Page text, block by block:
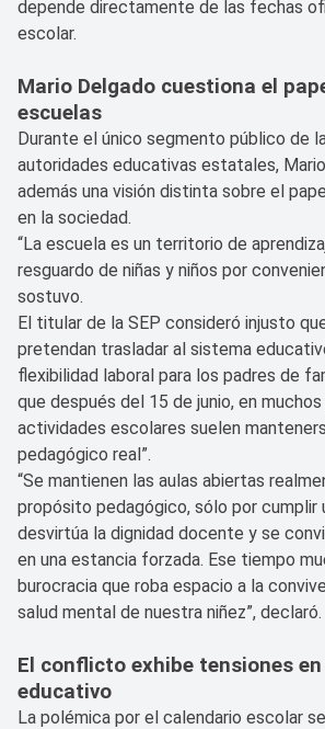
depende directamente de las fechas
escolar.
Mario Delgado cuestiona el
escuelas
Durante el único segmento público de
autoridades educativas estatales,
además una visión distinta sobre el
en la sociedad.
“La escuela es un territorio de
resguardo de niñas y niños por
sostuvo.
El titular de la SEP consideró injusto
pretendan trasladar al sistema
flexibilidad laboral para los padres de
que después del 15 de junio, en
actividades escolares suelen
pedagógico real”.
“Se mantienen las aulas abiertas
propósito pedagógico, sólo por cumplir
desvirtúa la dignidad docente y se
en una estancia forzada. Ese tiempo
burocracia que roba espacio a la
salud mental de nuestra niñez”, declaró.
El conflicto exhibe tensiones
educativo
La polémica por el calendario escolar